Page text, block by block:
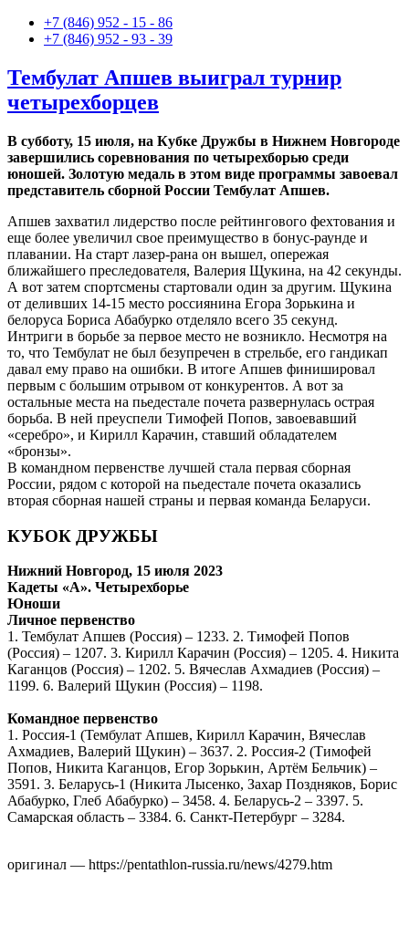
+7 (846) 952 - 15 - 86
+7 (846) 952 - 93 - 39
Тембулат Апшев выиграл турнир
четырехборцев
В субботу, 15 июля, на Кубке Дружбы в Нижнем Новгороде
завершились соревнования по четырехборью среди
юношей. Золотую медаль в этом виде программы завоевал
представитель сборной России Тембулат Апшев.
Апшев захватил лидерство после рейтингового фехтования и
еще более увеличил свое преимущество в бонус-раунде и
плавании. На старт лазер-рана он вышел, опережая
ближайшего преследователя, Валерия Щукина, на 42 секунды.
А вот затем спортсмены стартовали один за другим. Щукина
от деливших 14-15 место россиянина Егора Зорькина и
белоруса Бориса Абабурко отделяло всего 35 секунд.
Интриги в борьбе за первое место не возникло. Несмотря на
то, что Тембулат не был безупречен в стрельбе, его гандикап
давал ему право на ошибки. В итоге Апшев финишировал
первым с большим отрывом от конкурентов. А вот за
остальные места на пьедестале почета развернулась острая
борьба. В ней преуспели Тимофей Попов, завоевавший
«серебро», и Кирилл Карачин, ставший обладателем
«бронзы».
В командном первенстве лучшей стала первая сборная
России, рядом с которой на пьедестале почета оказались
вторая сборная нашей страны и первая команда Беларуси.
КУБОК ДРУЖБЫ
Нижний Новгород, 15 июля 2023
Кадеты «А». Четырехборье
Юноши
Личное первенство
1. Тембулат Апшев (Россия) – 1233. 2. Тимофей Попов
(Россия) – 1207. 3. Кирилл Карачин (Россия) – 1205. 4. Никита
Каганцов (Россия) – 1202. 5. Вячеслав Ахмадиев (Россия) –
1199. 6. Валерий Щукин (Россия) – 1198.
Командное первенство
1. Россия-1 (Тембулат Апшев, Кирилл Карачин, Вячеслав
Ахмадиев, Валерий Щукин) – 3637. 2. Россия-2 (Тимофей
Попов, Никита Каганцов, Егор Зорькин, Артём Бельчик) –
3591. 3. Беларусь-1 (Никита Лысенко, Захар Поздняков, Борис
Абабурко, Глеб Абабурко) – 3458. 4. Беларусь-2 – 3397. 5.
Самарская область – 3384. 6. Санкт-Петербург – 3284.
оригинал — https://pentathlon-russia.ru/news/4279.htm